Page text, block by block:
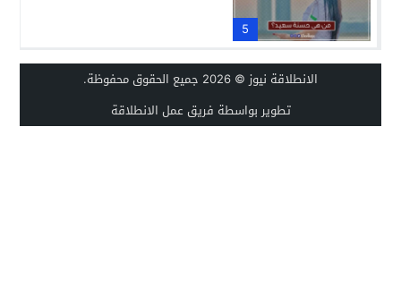
5
الانطلاقة نيوز © 2026 جميع الحقوق محفوظة.
تطوير بواسطة فريق عمل الانطلاقة